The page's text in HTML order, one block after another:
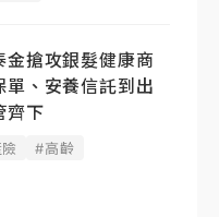
金搶攻銀髮健康商
、安養信託到出
齊下
#高齡